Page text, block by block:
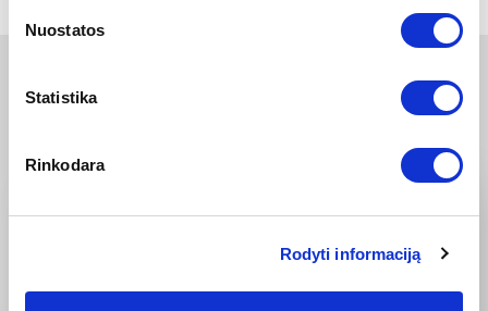
Nuostatos
Statistika
Rinkodara
Rodyti informaciją
KITOS NAUJIENOS